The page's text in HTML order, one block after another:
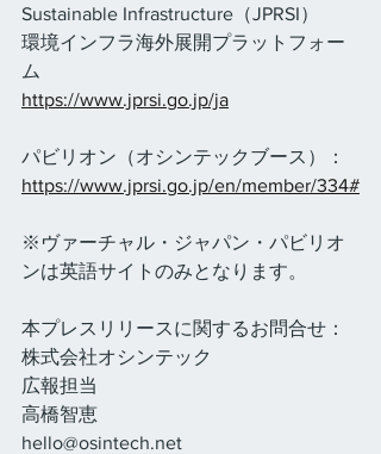
Sustainable Infrastructure（JPRSI）
環境インフラ海外展開プラットフォー
ム
https://www.jprsi.go.jp/ja
パビリオン（オシンテックブース）：
https://www.jprsi.go.jp/en/member/334#
※ヴァーチャル・ジャパン・パビリオ
ンは英語サイトのみとなります。
本プレスリリースに関するお問合せ：
株式会社オシンテック
広報担当
高橋智恵
hello@osintech.net